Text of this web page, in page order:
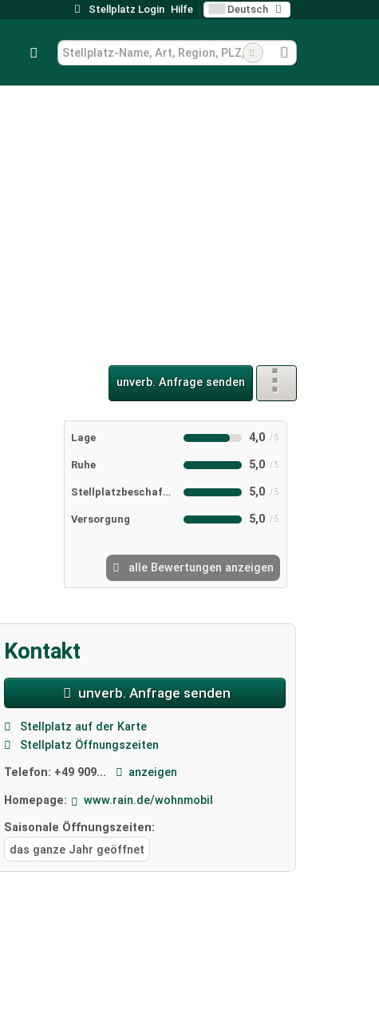
Stellplatz Login Hilfe Deutsch
unverb. Anfrage senden
Lage 4,0
Ruhe 5,0
Stellplatzbeschaffenheit 5,0
Versorgung 5,0
alle Bewertungen anzeigen
Kontakt
unverb. Anfrage senden
Stellplatz auf der Karte
Stellplatz Öffnungszeiten
Telefon: +49 909... anzeigen
Homepage: www.rain.de/wohnmobil
Saisonale Öffnungszeiten:
das ganze Jahr geöffnet